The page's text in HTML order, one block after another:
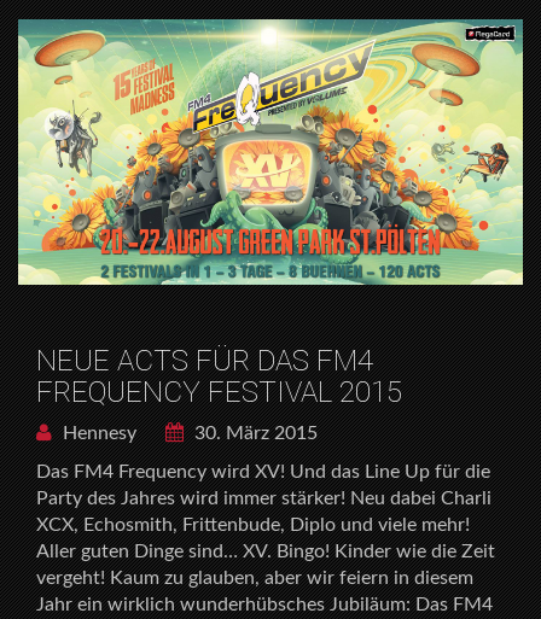
NEUE ACTS FÜR DAS FM4
FREQUENCY FESTIVAL 2015
Hennesy
30. März 2015
Das FM4 Frequency wird XV! Und das Line Up für die
Party des Jahres wird immer stärker! Neu dabei Charli
XCX, Echosmith, Frittenbude, Diplo und viele mehr!
Aller guten Dinge sind… XV. Bingo! Kinder wie die Zeit
vergeht! Kaum zu glauben, aber wir feiern in diesem
Jahr ein wirklich wunderhübsches Jubiläum: Das FM4